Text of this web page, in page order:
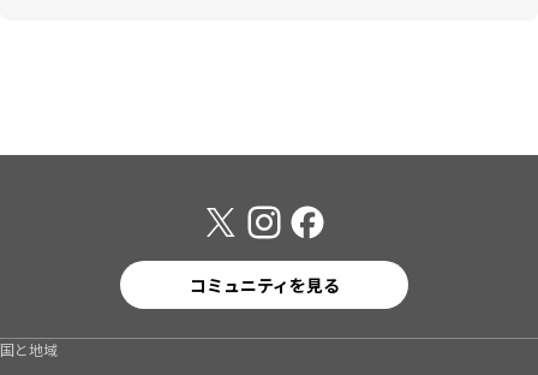
コミュニティを見る
国と地域